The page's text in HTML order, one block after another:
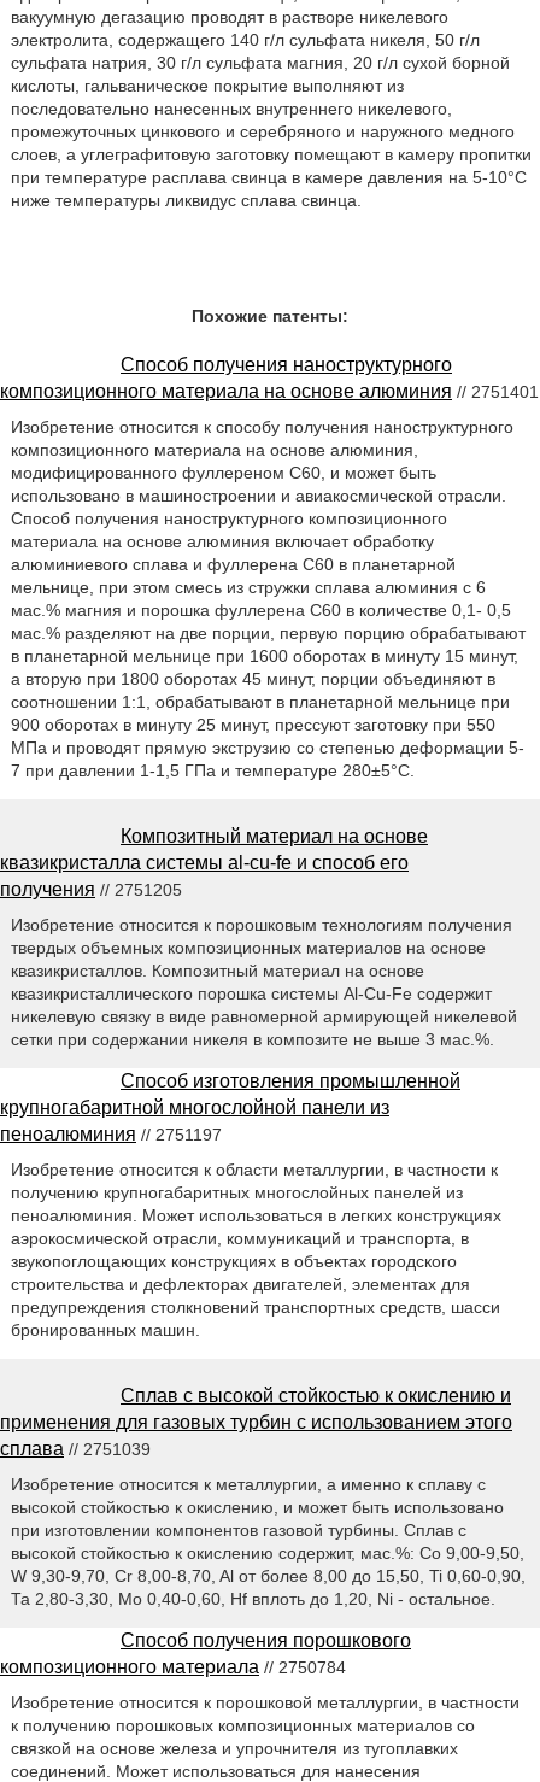
вакуумную дегазацию проводят в растворе никелевого
электролита, содержащего 140 г/л сульфата никеля, 50 г/л
сульфата натрия, 30 г/л сульфата магния, 20 г/л сухой борной
кислоты, гальваническое покрытие выполняют из
последовательно нанесенных внутреннего никелевого,
промежуточных цинкового и серебряного и наружного медного
слоев, а углеграфитовую заготовку помещают в камеру пропитки
при температуре расплава свинца в камере давления на 5-10°С
ниже температуры ликвидус сплава свинца.
Похожие патенты:
Способ получения наноструктурного
композиционного материала на основе алюминия // 2751401
Изобретение относится к способу получения наноструктурного
композиционного материала на основе алюминия,
модифицированного фуллереном С60, и может быть
использовано в машиностроении и авиакосмической отрасли.
Способ получения наноструктурного композиционного
материала на основе алюминия включает обработку
алюминиевого сплава и фуллерена С60 в планетарной
мельнице, при этом смесь из стружки сплава алюминия с 6
мас.% магния и порошка фуллерена С60 в количестве 0,1- 0,5
мас.% разделяют на две порции, первую порцию обрабатывают
в планетарной мельнице при 1600 оборотах в минуту 15 минут,
а вторую при 1800 оборотах 45 минут, порции объединяют в
соотношении 1:1, обрабатывают в планетарной мельнице при
900 оборотах в минуту 25 минут, прессуют заготовку при 550
МПа и проводят прямую экструзию со степенью деформации 5-
7 при давлении 1-1,5 ГПа и температуре 280±5°С.
Композитный материал на основе
квазикристалла системы al-cu-fe и способ его
получения // 2751205
Изобретение относится к порошковым технологиям получения
твердых объемных композиционных материалов на основе
квазикристаллов. Композитный материал на основе
квазикристаллического порошка системы Al-Cu-Fe содержит
никелевую связку в виде равномерной армирующей никелевой
сетки при содержании никеля в композите не выше 3 мас.%.
Способ изготовления промышленной
крупногабаритной многослойной панели из
пеноалюминия // 2751197
Изобретение относится к области металлургии, в частности к
получению крупногабаритных многослойных панелей из
пеноалюминия. Может использоваться в легких конструкциях
аэрокосмической отрасли, коммуникаций и транспорта, в
звукопоглощающих конструкциях в объектах городского
строительства и дефлекторах двигателей, элементах для
предупреждения столкновений транспортных средств, шасси
бронированных машин.
Сплав с высокой стойкостью к окислению и
применения для газовых турбин с использованием этого
сплава // 2751039
Изобретение относится к металлургии, а именно к сплаву с
высокой стойкостью к окислению, и может быть использовано
при изготовлении компонентов газовой турбины. Сплав с
высокой стойкостью к окислению содержит, мас.%: Со 9,00-9,50,
W 9,30-9,70, Cr 8,00-8,70, Al от более 8,00 до 15,50, Ti 0,60-0,90,
Та 2,80-3,30, Мо 0,40-0,60, Hf вплоть до 1,20, Ni - остальное.
Способ получения порошкового
композиционного материала // 2750784
Изобретение относится к порошковой металлургии, в частности
к получению порошковых композиционных материалов со
связкой на основе железа и упрочнителя из тугоплавких
соединений. Может использоваться для нанесения